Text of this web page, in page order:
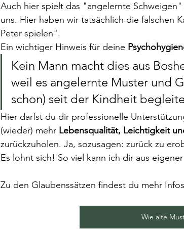
Auch hier spielt das "angelernte
uns. Hier haben wir tatsächlich die falschen
Peter spielen".
Ein wichtiger Hinweis für deine
Kein Mann macht dies aus
weil es angelernte Muster und
schon) seit der Kindheit
Hier darfst du dir professionelle
(wieder) mehr Lebensqualität, Leichtigkeit
zurückzuholen. Ja, sozusagen: zurück zu
Es lohnt sich! So viel kann ich dir aus
Zu den Glaubenssätzen findest du mehr
Wie alte